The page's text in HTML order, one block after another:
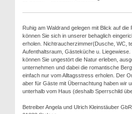
Ruhig am Waldrand gelegen mit Blick auf die
können Sie sich in unserer behaglich
erholen. Nichtraucherzimmer(Dusche, WC,
Aufenthaltsraum, Gästeküche u. Liegewiese.
können Sie ungestört die Natur erleben,
unternehmen und dabei die romantische
einfach nur vom Alltagsstress erholen. Der
aber für Gäste mit Übernachtung haben wir
unterhalb vom Haus (deshalb Sperrschild
Betreiber Angela und Ulrich Kleinstäuber